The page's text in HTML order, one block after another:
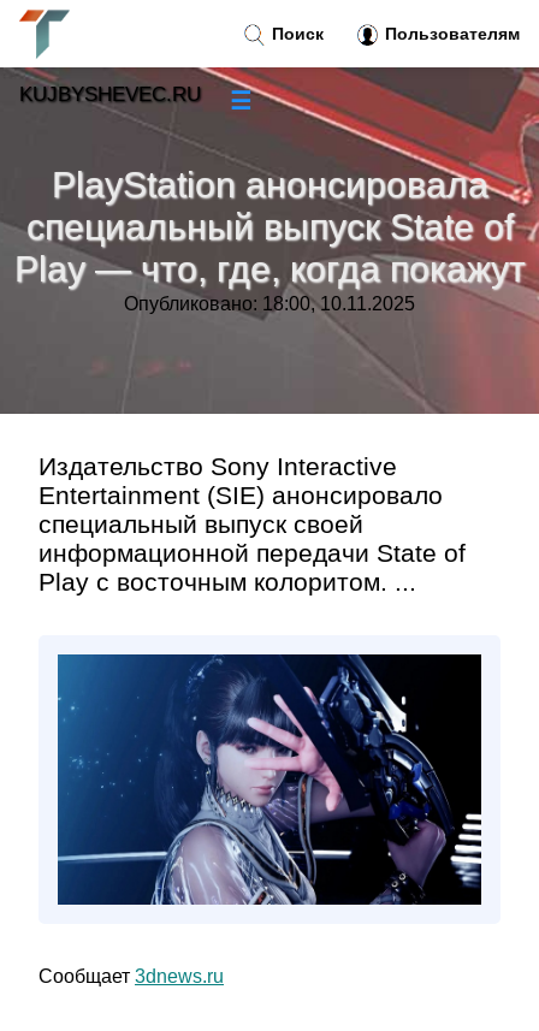
PlayStation анонсировала
специальный выпуск State of
Play — что, где, когда покажут
Опубликовано: 18:00, 10.11.2025
Издательство Sony Interactive
Entertainment (SIE) анонсировало
специальный выпуск своей
информационной передачи State of
Play c восточным колоритом. ...
Сообщает 3dnews.ru
Поиск Пользователям
KUJBYSHEVEC.RU ☰
Новости»
Тренды новостей»
Рубрики»
Контакт»